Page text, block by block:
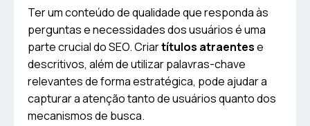
Ter um conteúdo de qualidade que responda às
perguntas e necessidades dos usuários é uma
parte crucial do SEO. Criartítulos atraentese
descritivos, além de utilizar palavras-chave
relevantes de forma estratégica, pode ajudar a
capturar a atenção tanto de usuários quanto dos
mecanismos de busca.